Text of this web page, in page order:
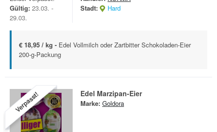
Gültig: 23.03. -
29.03.
Stadt:
Hard
€ 18,95 / kg - Edel Vollmilch oder Zartbitter Schokoladen-Eier
200-g-Packung
Verpasst! Edel Marzipan-Eier
Marke: Goldora